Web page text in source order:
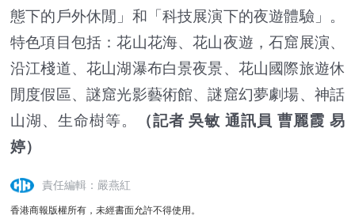
態下的戶外休閒」和「科技展演下的夜遊體驗」。
特色項目包括：花山花海、花山夜遊，石窟展演、
沿江棧道、花山湖瀑布白景夜景、花山國際旅遊休
閒度假區、謎窟光影藝術館、謎窟幻夢劇場、神話
山湖、生命樹等。
（記者 吳敏 通訊員 曹麗霞 易
婷）
責任編輯：嚴燕紅
香港商報版權所有，未經書面允許不得使用。